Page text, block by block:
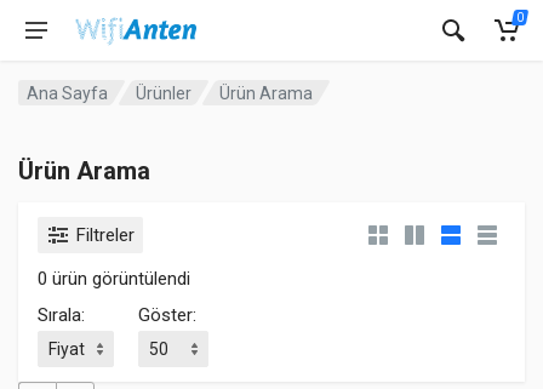
0
Ana Sayfa Ürünler Ürün Arama
Ürün Arama
Filtreler
0 ürün görüntülendi
Sırala:
Göster: